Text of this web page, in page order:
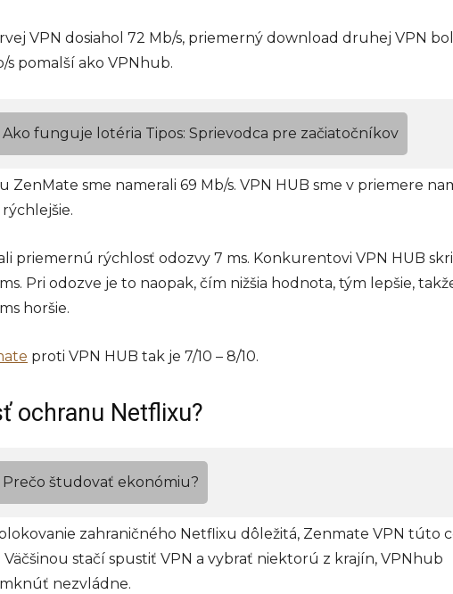
VPN dosiahol 72 Mb/s, priemerný download druhej VPN
s pomalší ako VPNhub.
Ako funguje lotéria Tipos: Sprievodca pre začiatočníkov
ZenMate sme namerali 69 Mb/s. VPN HUB sme v priemere
rýchlejšie.
priemernú rýchlosť odozvy 7 ms. Konkurentovi VPN HUB
Pri odozve je to naopak, čím nižšia hodnota, tým lepšie,
horšie.
proti VPN HUB tak je 7/10 – 8/10.
ochranu Netflixu?
Prečo študovať ekonómiu?
zahraničného Netflixu dôležitá, Zenmate VPN túto
stačí spustiť VPN a vybrať niektorú z krajín, VPNhub
nezvládne.